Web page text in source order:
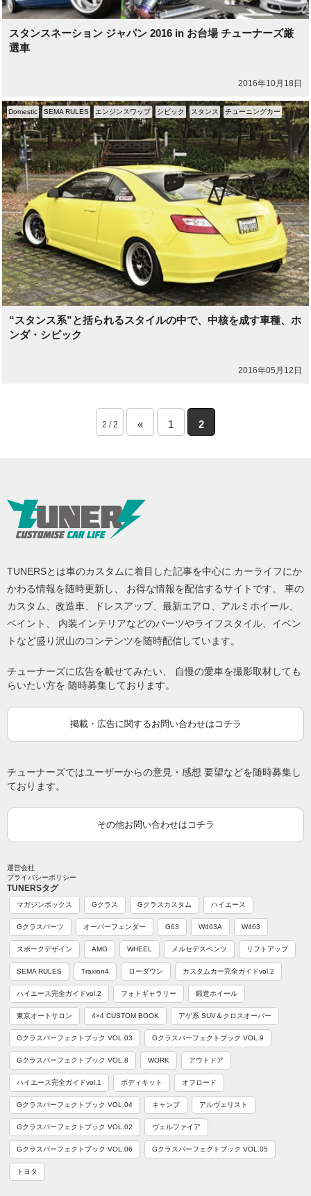
スタンスネーション ジャパン 2016 in お台場 チューナーズ厳
選車
2016年10月18日
“スタンス系”と括られるスタイルの中で、中核を成す車種、ホ
ンダ・シビック
2016年05月12日
Domestic SEMA RULES エンジンスワップ シビック スタンス チューニングカー
2 / 2 « 1 2
TUNERSとは車のカスタムに着目した記事を中心に カーライフにか
かわる情報を随時更新し、 お得な情報を配信するサイトです。 車の
カスタム、改造車、ドレスアップ、最新エアロ、アルミホイール、
ペイント、 内装インテリアなどのパーツやライフスタイル、イベン
トなど盛り沢山のコンテンツを随時配信しています。
チューナーズに広告を載せてみたい、 自慢の愛車を撮影取材しても
らいたい方を 随時募集しております。
掲載・広告に関するお問い合わせはコチラ
チューナーズではユーザーからの意見・感想 要望などを随時募集し
ております。
その他お問い合わせはコチラ
運営会社
プライバシーポリシー
TUNERSタグ
マガジンボックス Gクラス Gクラスカスタム ハイエース
Gクラスパーツ オーバーフェンダー G63 W463A W463
スポークデザイン AMG WHEEL メルセデスベンツ リフトアップ
SEMA RULES Traxion4 ローダウン カスタムカー完全ガイドvol.2
ハイエース完全ガイドvol.2 フォトギャラリー 鍛造ホイール
東京オートサロン 4×4 CUSTOM BOOK アゲ系 SUV＆クロスオーバー
Gクラスパーフェクトブック VOL.03 Gクラスパーフェクトブック VOL.9
Gクラスパーフェクトブック VOL.8 WORK アウトドア
ハイエース完全ガイドvol.1 ボディキット オフロード
Gクラスパーフェクトブック VOL.04 キャンプ アルヴェリスト
Gクラスパーフェクトブック VOL.02 ヴェルファイア
Gクラスパーフェクトブック VOL.06 Gクラスパーフェクトブック VOL.05
トヨタ